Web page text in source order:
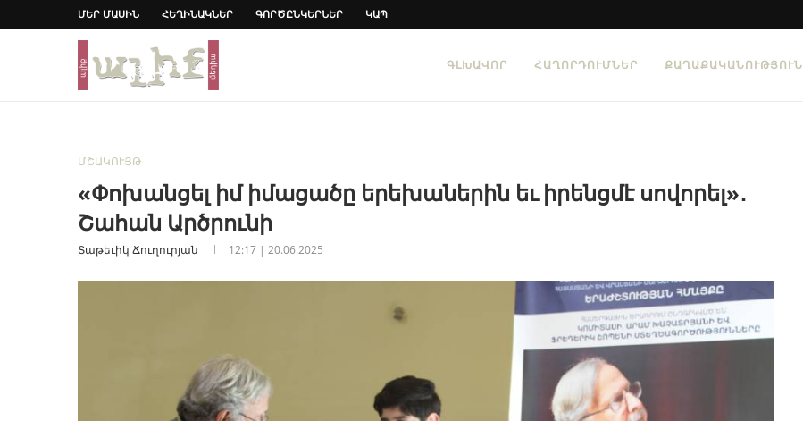
ՄԵՐ ՄԱՍԻՆ ՀԵՂԻՆԱԿՆԵՐ ԳՈՐԾԸՆԿԵՐՆԵՐ ԿԱՊ
ԳԼԽԱՎՈՐ ՀԱՂՈՐԴՈՒՄՆԵՐ ՔԱՂԱՔԱԿԱՆՈՒԹՅՈՒՆ
ՄՇԱԿՈՒՅԹ
«Փոխանցել իմ իմացածը երեխաներին եւ իրենցմէ սովորել»․
Շահան Արծրունի
Տաթեւիկ Ճուղուրյան 12:17 | 20.06.2025